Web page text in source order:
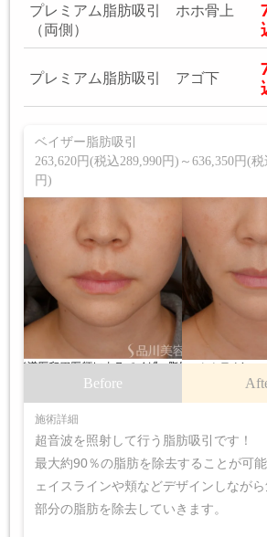
プレミアム脂肪吸引 ホホ骨上
（両側）
プレミアム脂肪吸引 アゴ下
ベイザー脂肪吸引
263,620円(税込289,990円)～636,350円(税
円)
Before
施術詳細
超音波を照射して行う脂肪吸引です！
最大約90％の脂肪を除去することが可
ェイスラインや頬などデザインしなが
部分の脂肪を除去していきます。